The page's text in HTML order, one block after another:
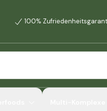
100%